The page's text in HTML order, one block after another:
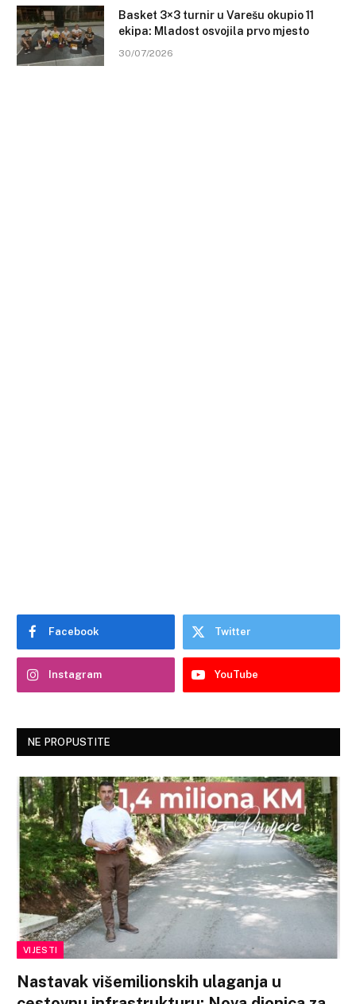
Basket 3×3 turnir u Varešu okupio 11
ekipa: Mladost osvojila prvo mjesto
30/07/2026
Facebook Twitter
Instagram YouTube
NE PROPUSTITE
VIJESTI
Nastavak višemilionskih ulaganja u